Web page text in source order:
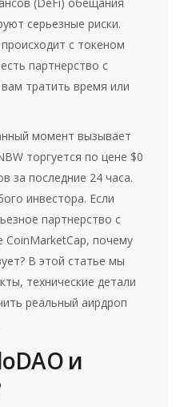
серьезные риски.
с токеном
партнерство с
тратить время или
момент вызывает
торгуется по цене $0
за последние 24 часа.
инвестора. Если
партнерство с
CoinMarketCap, почему
В этой статье мы
технические детали
реальный аирдроп
и